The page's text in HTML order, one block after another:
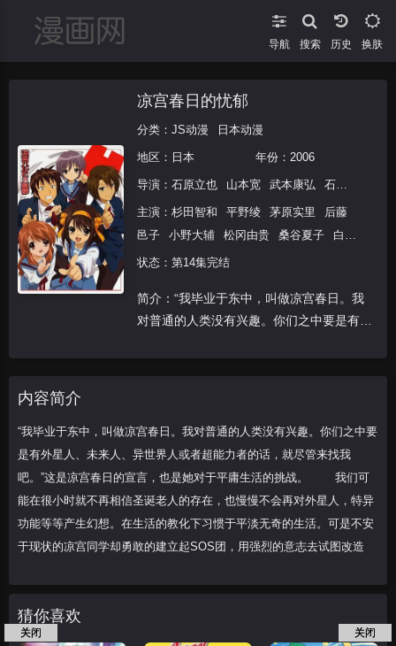
导航 搜索 换肤
凉宫春日的忧郁
分类： JS动漫 日本动漫
地区： 日本 年份： 2006
导演： 石原立也 山本宽 武本康弘 石立太一
主演： 杉田智和 平野绫 茅原实里
后藤
邑子
小野大辅 松冈由贵 桑谷夏子
白石
稔
松元惠 青木沙耶香
状态：第14集完结
简介：“我毕业于东中，叫做凉宫春日。我
对普通的人类没有兴趣。你们之中要是有外
内容简介
“我毕业于东中，叫做凉宫春日。我对普通的人类没有兴趣。你们之中要
是有外星人、未来人、异世界人或者超能力者的话，就尽管来找我
吧。”这是凉宫春日的宣言，也是她对于平庸生活的挑战。 我们可
能在很小时就不再相信圣诞老人的存在，也慢慢不会再对外星人，特异
功能等等产生幻想。在生活的教化下习惯于平淡无奇的生活。可是不安
于现状的凉宫同学却勇敢的建立起SOS团，用强烈的意志去试图改造
猜你喜欢
关闭 关闭